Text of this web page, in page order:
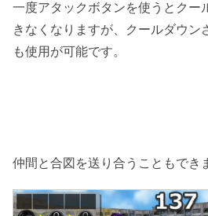
一度アタックボタンを使うとクー
きなくなりますが、クールダウン
も使用が可能です。
仲間と合図を送り合うこともでき